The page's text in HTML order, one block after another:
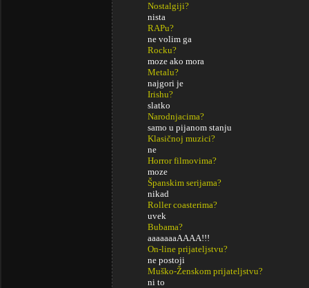
Nostalgiji?
nista
RAPu?
ne volim ga
Rocku?
moze ako mora
Metalu?
najgori je
Irishu?
slatko
Narodnjacima?
samo u pijanom stanju
Klasičnoj muzici?
ne
Horror filmovima?
moze
Španskim serijama?
nikad
Roller coasterima?
uvek
Bubama?
aaaaaaaAAAA!!!
On-line prijateljstvu?
ne postoji
Muško-Ženskom prijateljstvu?
ni to